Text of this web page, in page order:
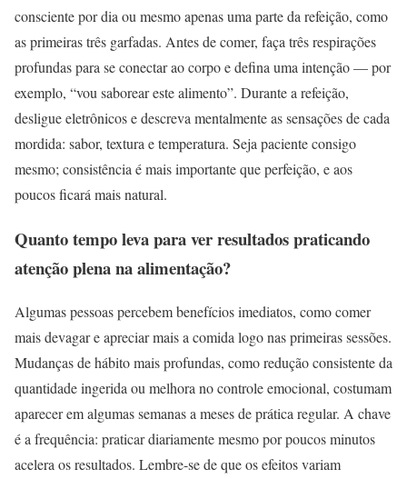
consciente por dia ou mesmo apenas uma parte da refeição, como
as primeiras três garfadas. Antes de comer, faça três respirações
profundas para se conectar ao corpo e defina uma intenção — por
exemplo, “vou saborear este alimento”. Durante a refeição,
desligue eletrônicos e descreva mentalmente as sensações de cada
mordida: sabor, textura e temperatura. Seja paciente consigo
mesmo; consistência é mais importante que perfeição, e aos
poucos ficará mais natural.
Quanto tempo leva para ver resultados praticando
atenção plena na alimentação?
Algumas pessoas percebem benefícios imediatos, como comer
mais devagar e apreciar mais a comida logo nas primeiras sessões.
Mudanças de hábito mais profundas, como redução consistente da
quantidade ingerida ou melhora no controle emocional, costumam
aparecer em algumas semanas a meses de prática regular. A chave
é a frequência: praticar diariamente mesmo por poucos minutos
acelera os resultados. Lembre-se de que os efeitos variam